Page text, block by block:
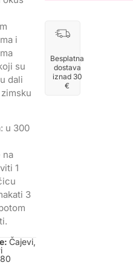
i
su
dali
u 300
na
1
3
Čajevi,
Besplatna
dostava
iznad 30
€